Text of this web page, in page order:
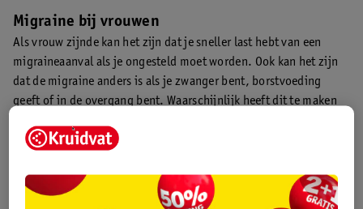
Migraine bij vrouwen
Als vrouw zijnde kan het zijn dat je sneller last hebt van een
migraineaanval als je ongesteld moet worden. Ook kan het zijn
dat de migraine anders is als je zwanger bent, borstvoeding
geeft of in de overgang bent. Waarschijnlijk heeft dit te maken
Het kan zijn dat je tijdens of vlak voor jeongesteldheidlast hebt
van migraine, en verder niet. Dit heet menstruele migraine en